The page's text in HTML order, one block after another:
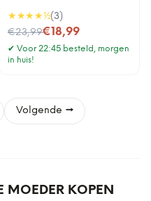
★★★★½(3)
€23,99
Nu voor€18,99
✔ Voor 22:45 besteld, morgen
in huis!
Volgende →
MOEDER KOPEN